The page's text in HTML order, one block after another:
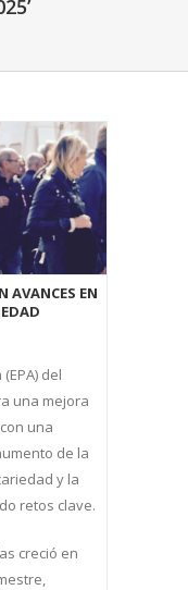
AVANCES EN
del
una mejora
una
de la
y la
retos clave.
creció en